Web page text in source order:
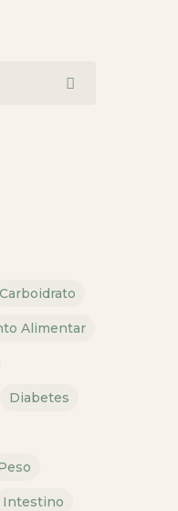
Carboidrato
Alimentar
Diabetes
Intestino